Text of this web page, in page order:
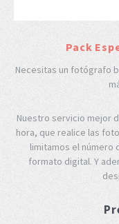
Pack
Necesitas un fotógrafo
Nuestro servicio mejor
hora, que realice las
limitamos el número
formato digital. Y